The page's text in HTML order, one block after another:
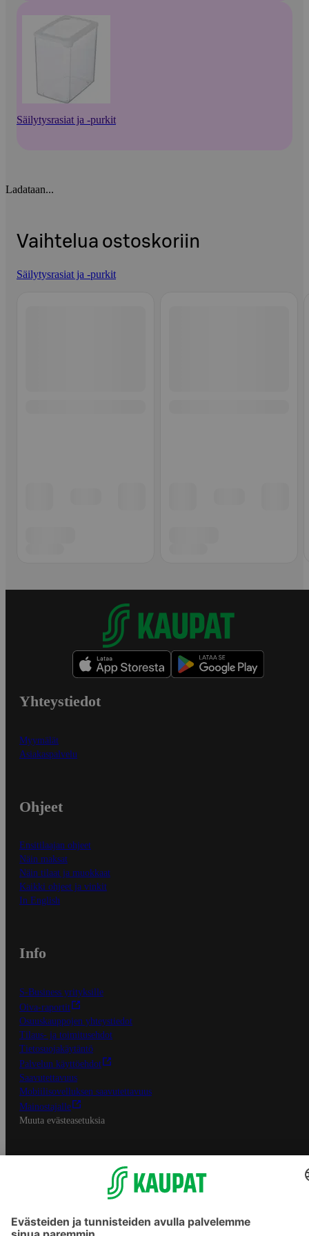
Säilytysrasiat ja -purkit
Ladataan...
Vaihtelua ostoskoriin
Säilytysrasiat ja -purkit
Yhteystiedot
Myymälät
Asiakaspalvelu
Ohjeet
Ensitilaajan ohjeet
Näin maksat
Näin tilaat ja muokkaat
Kaikki ohjeet ja vinkit
In English
Info
S-Business yrityksille
Oiva-raportit
Osuuskauppojen yhteystiedot
Tilaus- ja toimitusehdot
Tietosuojakäytäntö
Palvelun käyttöehdot
Saavutettavuus
Mobiilisovelluksen saavutettavuus
Mainostajalle
Muuta evästeasetuksia
S-ryhmän palvelut
Asiakasomistajuus